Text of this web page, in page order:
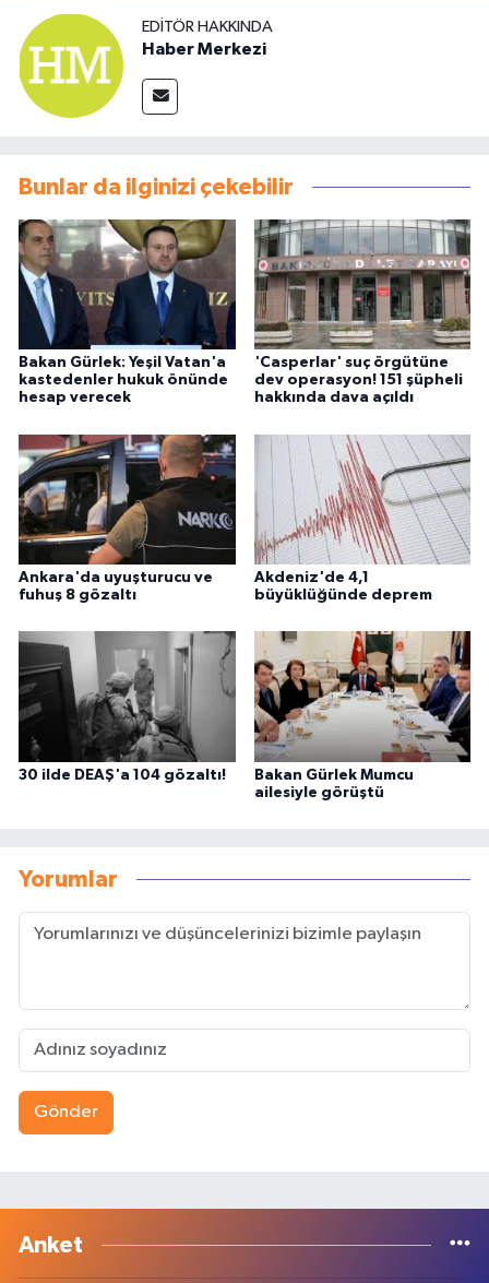
EDITÖR HAKKINDA
Haber Merkezi
Bunlar da ilginizi çekebilir
Bakan Gürlek: Yeşil Vatan'a
kastedenler hukuk önünde
hesap verecek
'Casperlar' suç örgütüne
dev operasyon! 151 şüpheli
hakkında dava açıldı
Ankara'da uyuşturucu ve
fuhuş 8 gözaltı
Akdeniz'de 4,1
büyüklüğünde deprem
30 ilde DEAŞ'a 104 gözaltı!
Bakan Gürlek Mumcu
ailesiyle görüştü
Yorumlar
Gönder
Anket